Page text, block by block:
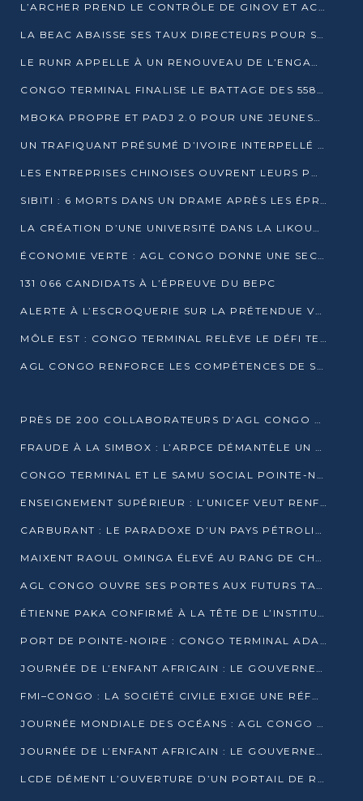
L’ARCHER PREND LE CONTRÔLE DE GINOV ET ACCÉLÈRE SON VIRAGE NUMÉRIQUE
LA BEAC ABAISSE SES TAUX DIRECTEURS POUR SOUTENIR LA CROISSANCE EN ZONE CEMAC
LE RUNR APPELLE À UN RENOUVEAU DE L’ENGAGEMENT MILITANT
CONGO TERMINAL FINALISE LE BATTAGE DES 558 PIEUX DU FUTUR QUAI DU MÔLE EST
MBOKA PROPRE ET PADJ 2.0 POUR UNE JEUNESSE PLUS AUTONOME
UN TRAFIQUANT PRÉSUMÉ D’IVOIRE INTERPELLÉ À DOLISIE
LES ENTREPRISES CHINOISES OUVRENT LEURS PORTES AUX JEUNES DIPLÔMÉS
SIBITI : 6 MORTS DANS UN DRAME APRÈS LES ÉPREUVES DU BEPC
LA CRÉATION D’UNE UNIVERSITÉ DANS LA LIKOUALA AU CŒUR D’UNE RÉFLEXION NATIONALE
ÉCONOMIE VERTE : AGL CONGO DONNE UNE SECONDE VIE À SES DÉCHETS INDUSTRIELS
131 066 CANDIDATS À L’ÉPREUVE DU BEPC
ALERTE À L’ESCROQUERIE SUR LA PRÉTENDUE VENTE DE PARCELLES AFAT
MÔLE EST : CONGO TERMINAL RELÈVE LE DÉFI TECHNIQUE DES SABLES BITUMINEUX
AGL CONGO RENFORCE LES COMPÉTENCES DE SES ÉQUIPES AVEC LA CERTIFICATION CACES® R483
PRÈS DE 200 COLLABORATEURS D’AGL CONGO EN FORMATION JUSQU’EN JUILLET
FRAUDE À LA SIMBOX : L’ARPCE DÉMANTÈLE UN RÉSEAU UTILISANT DES CARTES SIM OUGANDAISES
CONGO TERMINAL ET LE SAMU SOCIAL POINTE-NOIRE RENOUVELLENT LEUR PARTENARIAT EN FAVEUR DES JEUNES VULNÉRABLES
ENSEIGNEMENT SUPÉRIEUR : L’UNICEF VEUT RENFORCER LA RECHERCHE SUR LES QUESTIONS DE L’ENFANCE
CARBURANT : LE PARADOXE D’UN PAYS PÉTROLIER CONFRONTÉ À DES PÉNURIES RÉCURRENTES
MAIXENT RAOUL OMINGA ÉLEVÉ AU RANG DE CHEVALIER DE L’ORDRE DE L’AMITIÉ ENTRE LA RUSSIE ET LE CONGO
AGL CONGO OUVRE SES PORTES AUX FUTURS TALENTS DE LA LOGISTIQUE
ÉTIENNE PAKA CONFIRMÉ À LA TÊTE DE L’INSTITUT GÉOGRAPHIQUE NATIONAL
PORT DE POINTE-NOIRE : CONGO TERMINAL ADAPTE SON DRAGAGE AUX SABLES BITUMINEUX
JOURNÉE DE L’ENFANT AFRICAIN : LE GOUVERNEMENT RÉAFFIRME SON ENGAGEMENT POUR L’ACCÈS À L’EAU ET À L’ASSAINISSEMENT
FMI–CONGO : LA SOCIÉTÉ CIVILE EXIGE UNE RÉFORME DE LA FISCALITÉ PÉTROLIÈRE
JOURNÉE MONDIALE DES OCÉANS : AGL CONGO MOBILISE SES COLLABORATEURS POUR LA PRÉSERVATION DE LA BIODIVERSITÉ MARINE
JOURNÉE DE L’ENFANT AFRICAIN : LE GOUVERNEMENT MOBILISÉ POUR L’HYGIÈNE DANS LES ORPHELINATS
LCDE DÉMENT L’OUVERTURE D’UN PORTAIL DE RECRUTEMENT ET APPELLE À LA VIGILANCE